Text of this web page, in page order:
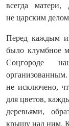
всегда матери,
не царским
Перед каждым
было клумбное
Соцгороде
не исключено,
для цветов,
деревьями,
крышу над ним.